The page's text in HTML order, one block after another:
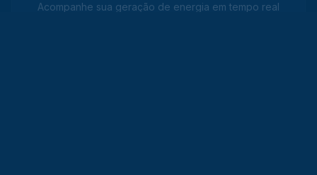
Acompanhe sua geração de energia em tempo real